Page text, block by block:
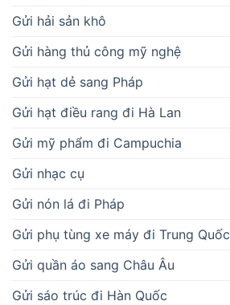
Gửi hải sản khô
Gửi hàng thủ công mỹ nghệ
Gửi hạt dẻ sang Pháp
Gửi hạt điều rang đi Hà Lan
Gửi mỹ phẩm đi Campuchia
Gửi nhạc cụ
Gửi nón lá đi Pháp
Gửi phụ tùng xe máy đi Trung Quốc
Gửi quần áo sang Châu Âu
Gửi sáo trúc đi Hàn Quốc